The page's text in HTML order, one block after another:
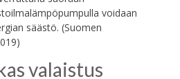
voidaan
säästö. (Suomen
valaistus